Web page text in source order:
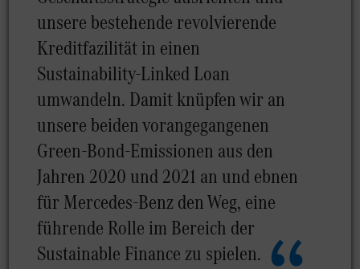
unsere bestehende revolvierende
Kreditfazilität in einen
Sustainability-Linked Loan
umwandeln. Damit knüpfen wir an
unsere beiden vorangegangenen
Green-Bond-Emissionen aus den
Jahren 2020 und 2021 an und ebnen
für Mercedes-Benz den Weg, eine
führende Rolle im Bereich der
Sustainable Finance zu spielen.